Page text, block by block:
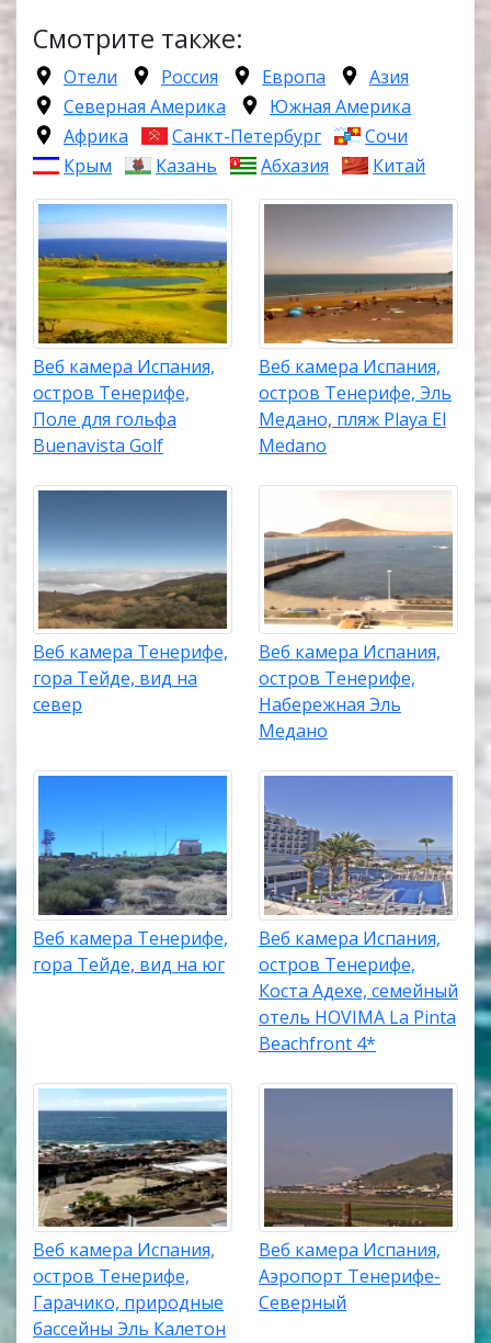
Смотрите также:
Отели Россия Европа
Азия
Северная Америка
Южная Америка
Африка
Санкт-Петербург
Сочи
Крым
Казань Абхазия Китай
Веб камера Испания,
остров Тенерифе,
Поле для гольфа
Buenavista Golf
Веб камера Испания,
остров Тенерифе, Эль
Медано, пляж Playa El
Medano
Веб камера Тенерифе,
гора Тейде, вид на
север
Веб камера Испания,
остров Тенерифе,
Набережная Эль
Медано
Веб камера Тенерифе,
гора Тейде, вид на юг
Веб камера Испания,
остров Тенерифе,
Коста Адехе, семейный
отель HOVIMA La Pinta
Beachfront 4*
Веб камера Испания,
остров Тенерифе,
Гарачико, природные
бассейны Эль Калетон
Веб камера Испания,
Аэропорт Тенерифе-
Северный